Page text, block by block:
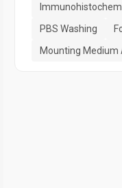
PBS Washing
Mounting Medium